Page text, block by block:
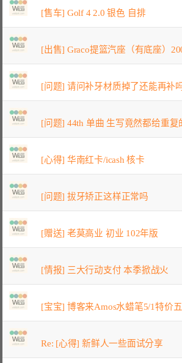
[售车] Golf 4 2.0 银色 自排
[出售] Graco提篮汽座（有底座）
[问题] 请问补牙材质掉了还能再补
[问题] 44th 单曲 生写竟然都给重复
[心得] 华南红卡/icash 核卡
[问题] 拔牙矫正这样正常吗
[赠送] 老莫高业 初业 102年版
[情报] 三大行动支付 本季掀战火
[宝宝] 博客来Amos水蜡笔5/1特价
Re: [心得] 新鲜人一些面试分享